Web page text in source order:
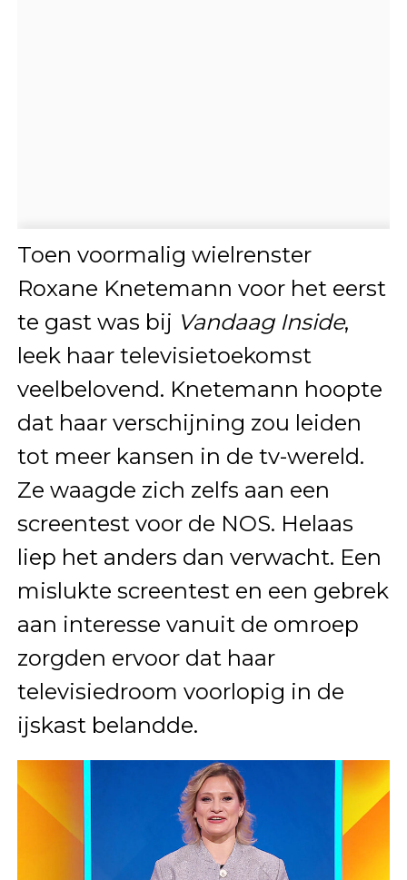
Toen voormalig wielrenster
Roxane Knetemann voor het eerst
te gast was bij Vandaag Inside,
leek haar televisietoekomst
veelbelovend. Knetemann hoopte
dat haar verschijning zou leiden
tot meer kansen in de tv-wereld.
Ze waagde zich zelfs aan een
screentest voor de NOS. Helaas
liep het anders dan verwacht. Een
mislukte screentest en een gebrek
aan interesse vanuit de omroep
zorgden ervoor dat haar
televisiedroom voorlopig in de
ijskast belandde.